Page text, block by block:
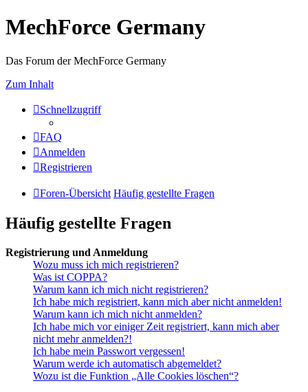
MechForce Germany
Das Forum der MechForce Germany
Zum Inhalt
Schnellzugriff
FAQ
Anmelden
Registrieren
Foren-Übersicht Häufig gestellte Fragen
Häufig gestellte Fragen
Registrierung und Anmeldung
Wozu muss ich mich registrieren?
Was ist COPPA?
Warum kann ich mich nicht registrieren?
Ich habe mich registriert, kann mich aber nicht anmelden!
Warum kann ich mich nicht anmelden?
Ich habe mich vor einiger Zeit registriert, kann mich aber
nicht mehr anmelden?!
Ich habe mein Passwort vergessen!
Warum werde ich automatisch abgemeldet?
Wozu ist die Funktion „Alle Cookies löschen“?